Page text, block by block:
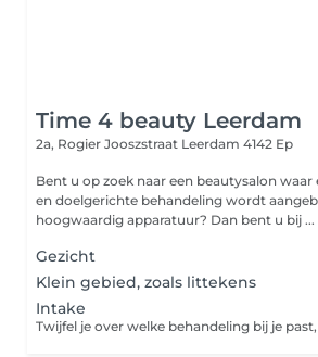
Time 4 beauty Leerdam
2a, Rogier Jooszstraat Leerdam 4142 Ep
Bent u op zoek naar een beautysalon
en doelgerichte behandeling wordt
hoogwaardig apparatuur? Dan bent u bij ...
Gezicht
Klein gebied, zoals littekens
Intake